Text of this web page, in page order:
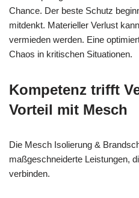
Chance. Der beste Schutz
mitdenkt. Materieller Verlust
vermieden werden. Eine
Chaos in kritischen Situationen.
Kompetenz trifft
Vorteil mit Mesch
Die Mesch Isolierung &
maßgeschneiderte Leistungen,
verbinden.